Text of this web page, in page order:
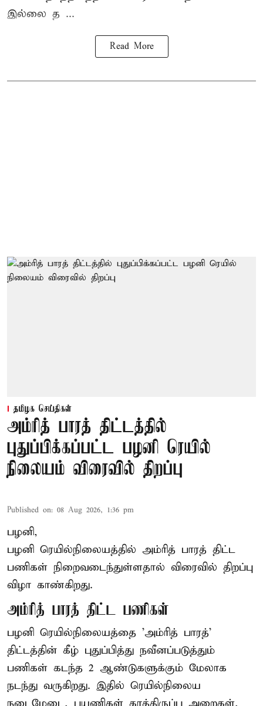
இல்லை த ...
Read More
தமிழக செய்திகள்
அம்ரித் பாரத் திட்டத்தில்
புதுப்பிக்கப்பட்ட பழனி ரெயில்
நிலையம் விரைவில் திறப்பு
Published on: 08 Aug 2026, 1:36 pm
பழனி,
பழனி ரெயில்நிலையத்தில் அம்ரித் பாரத் திட்ட
பணிகள் நிறைவடைந்துள்ளதால் விரைவில் திறப்பு
விழா காண்கிறது.
அம்ரித் பாரத் திட்ட பணிகள்
பழனி ரெயில்நிலையத்தை 'அம்ரித் பாரத்'
திட்டத்தின் கீழ் புதுப்பித்து நவீனப்படுத்தும்
பணிகள் கடந்த 2 ஆண்டுகளுக்கும் மேலாக
நடந்து வருகிறது. இதில் ரெயில்நிலைய